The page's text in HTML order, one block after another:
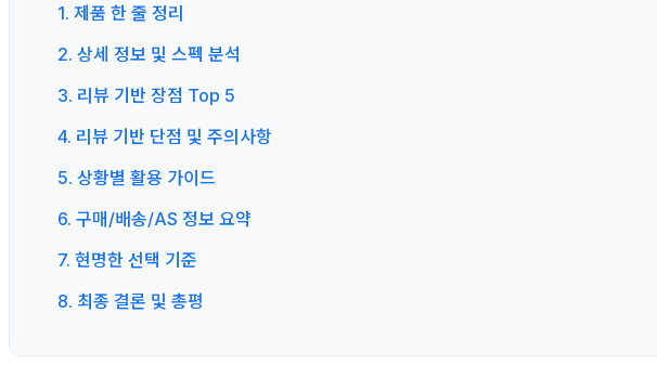
1. 제품 한 줄 정리
2. 상세 정보 및 스펙 분석
3. 리뷰 기반 장점 Top 5
4. 리뷰 기반 단점 및 주의사항
5. 상황별 활용 가이드
6. 구매/배송/AS 정보 요약
7. 현명한 선택 기준
8. 최종 결론 및 총평